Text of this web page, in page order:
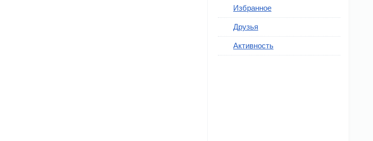
Избранное
Друзья
Активность